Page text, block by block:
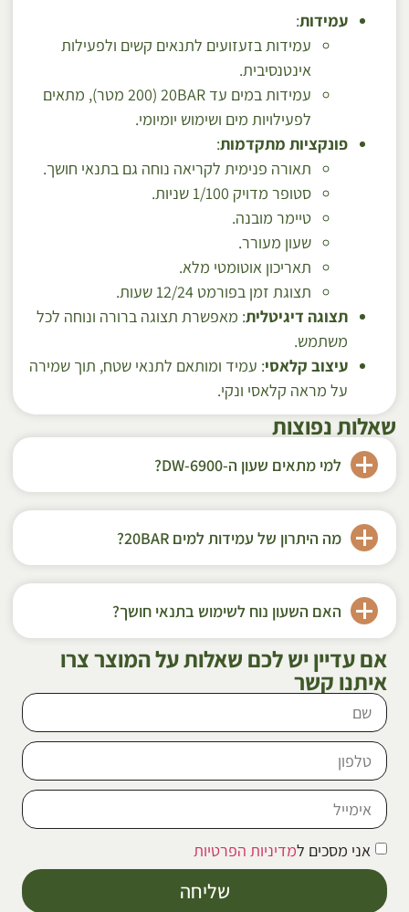
עמידות:
עמידות בזעזועים לתנאים קשים ולפעילות
אינטנסיבית.
עמידות במים עד 20BAR (200 מטר), מתאים
לפעילויות מים ושימוש יומיומי.
פונקציות מתקדמות:
תאורה פנימית לקריאה נוחה גם בתנאי חושך.
סטופר מדויק 1/100 שניות.
טיימר מובנה.
שעון מעורר.
תאריכון אוטומטי מלא.
תצוגת זמן בפורמט 12/24 שעות.
תצוגה דיגיטלית: מאפשרת תצוגה ברורה ונוחה לכל
משתמש.
עיצוב קלאסי: עמיד ומותאם לתנאי שטח, תוך שמירה
על מראה קלאסי ונקי.
שאלות נפוצות
למי מתאים שעון ה-DW-6900?
מה היתרון של עמידות למים 20BAR?
האם השעון נוח לשימוש בתנאי חושך?
אם עדיין יש לכם שאלות על המוצר צרו
איתנו קשר
אני מסכים למדיניות הפרטיות
שליחה